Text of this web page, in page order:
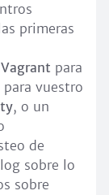
primeras
Vagrant para
vuestro
, o un
de
sobre lo
sobre